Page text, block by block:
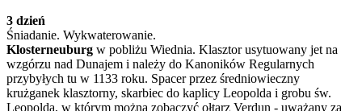
3 dzień
Śniadanie. Wykwaterowanie.
Klosterneuburg w pobliżu Wiednia. Klasztor usytuowany jet na
wzgórzu nad Dunajem i należy do Kanoników Regularnych
przybyłych tu w 1133 roku. Spacer przez średniowieczny
krużganek klasztorny, skarbiec do kaplicy Leopolda i grobu św.
Leopolda, w którym można zobaczyć ołtarz Verdun - uważany za